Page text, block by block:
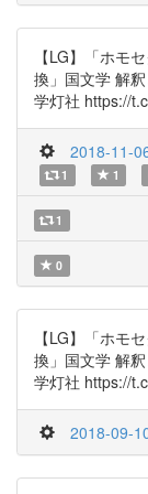
【LG】「ホモ
換」国文学 解
学灯社 https://
2018-11-
1 1
1
0
【LG】「ホモ
換」国文学 解
学灯社 https://
2018-09-